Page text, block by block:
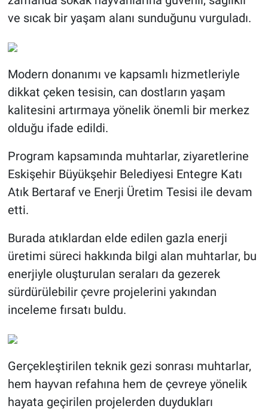
ve sıcak bir yaşam alanı sunduğunu vurguladı.
Modern donanımı ve kapsamlı hizmetleriyle
dikkat çeken tesisin, can dostların yaşam
kalitesini artırmaya yönelik önemli bir merkez
olduğu ifade edildi.
Program kapsamında muhtarlar, ziyaretlerine
Eskişehir Büyükşehir Belediyesi Entegre Katı
Atık Bertaraf ve Enerji Üretim Tesisi ile devam
etti.
Burada atıklardan elde edilen gazla enerji
üretimi süreci hakkında bilgi alan muhtarlar, bu
enerjiyle oluşturulan seraları da gezerek
sürdürülebilir çevre projelerini yakından
inceleme fırsatı buldu.
Gerçekleştirilen teknik gezi sonrası muhtarlar,
hem hayvan refahına hem de çevreye yönelik
hayata geçirilen projelerden duydukları